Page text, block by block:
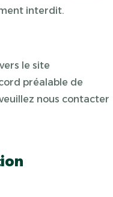
interdit.
le site
préalable de
nous contacter